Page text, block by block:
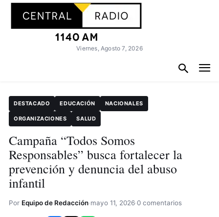
Viernes, Agosto 7, 2026
DESTACADO EDUCACIÓN NACIONALES
ORGANIZACIONES SALUD
Campaña “Todos Somos
Responsables” busca fortalecer la
prevención y denuncia del abuso
infantil
Por Equipo de Redacción·mayo 11, 2026·0 comentarios